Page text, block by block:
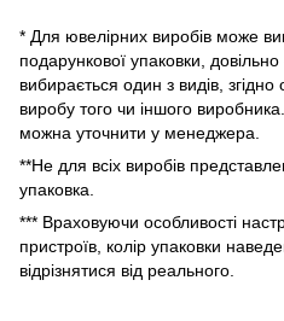
* Для ювелірних виробів може
подарункової упаковки,
вибирається один з видів,
виробу того чи іншого
можна уточнити у менеджера.
**Не для всіх виробів
упаковка.
*** Враховуючи особливості
пристроїв, колір упаковки
відрізнятися від реального.